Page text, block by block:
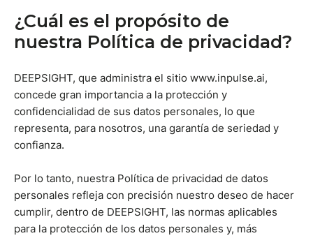
¿Cuál es el propósito de
nuestra Política de privacidad?
DEEPSIGHT, que administra el sitio www.inpulse.ai,
concede gran importancia a la protección y
confidencialidad de sus datos personales, lo que
representa, para nosotros, una garantía de seriedad y
confianza.
Por lo tanto, nuestra Política de privacidad de datos
personales refleja con precisión nuestro deseo de hacer
cumplir, dentro de DEEPSIGHT, las normas aplicables
para la protección de los datos personales y, más